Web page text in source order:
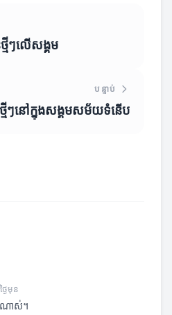
មីៗលើសង្គម
បន្ទាប់
មីៗនៅក្នុងសង្គមសម័យទំនើប
ៃមុន
ណាស់។